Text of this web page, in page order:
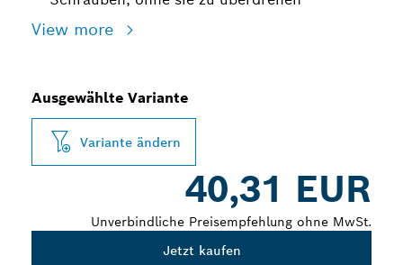
View more
Ausgewählte Variante
Variante ändern
40,31 EUR
Unverbindliche Preisempfehlung ohne MwSt.
Jetzt kaufen